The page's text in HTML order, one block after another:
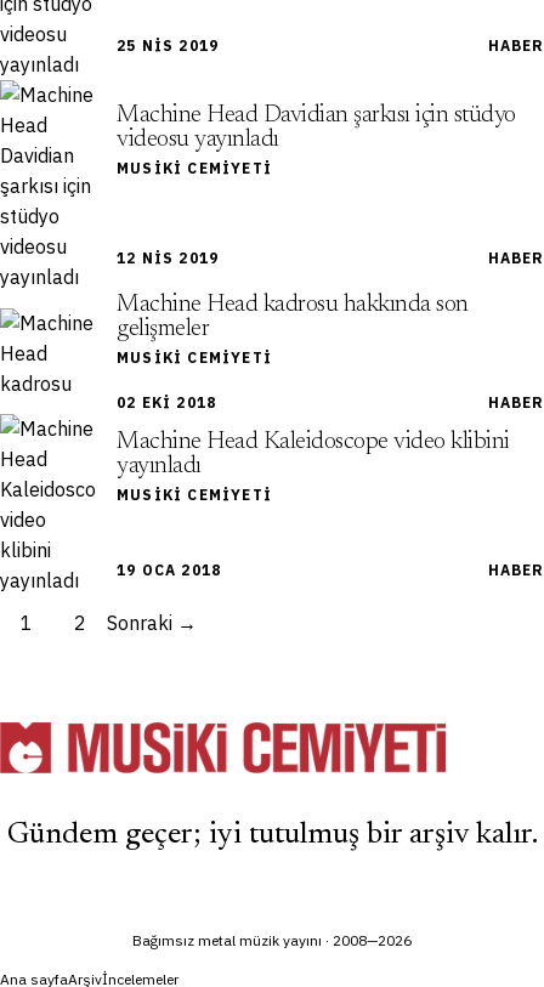
25 NIS 2019 HABER
12 NIS 2019
Machine Head Davidian şarkısı için stüdyo
videosu yayınladı
MUSIKI CEMIYETI
HABER
02 EKI 2018
Machine Head kadrosu hakkında son
gelişmeler
MUSIKI CEMIYETI
HABER
19 OCA 2018
Machine Head Kaleidoscope video klibini
yayınladı
MUSIKI CEMIYETI
HABER
1 2 Sonraki →
Gündem geçer; iyi tutulmuş bir arşiv kalır.
Bağımsız metal müzik yayını · 2008—2026
Ana sayfaArşivİncelemeler